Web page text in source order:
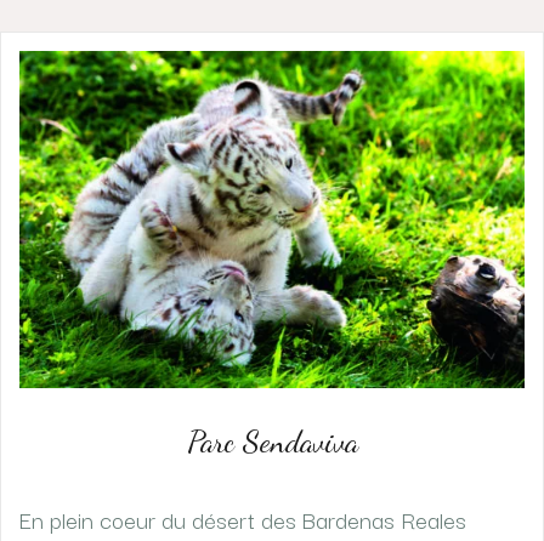
Parc Sendaviva
En plein coeur du désert des Bardenas Reales